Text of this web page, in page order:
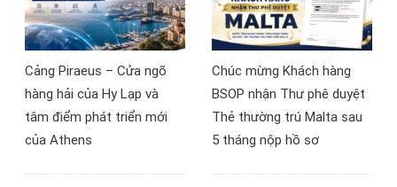
Cảng Piraeus – Cửa ngõ
hàng hải của Hy Lạp và
tâm điểm phát triển mới
của Athens
Chúc mừng Khách hàng
BSOP nhận Thư phê duyệt
Thẻ thường trú Malta sau
5 tháng nộp hồ sơ